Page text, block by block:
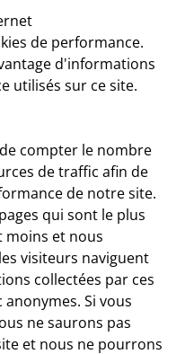
de performance.
d'informations
utilisés sur ce site.
compter le nombre
de traffic afin de
de notre site.
qui sont le plus
moins et nous
visiteurs naviguent
collectées par ces
Si vous
ne saurons pas
et nous ne pourrons